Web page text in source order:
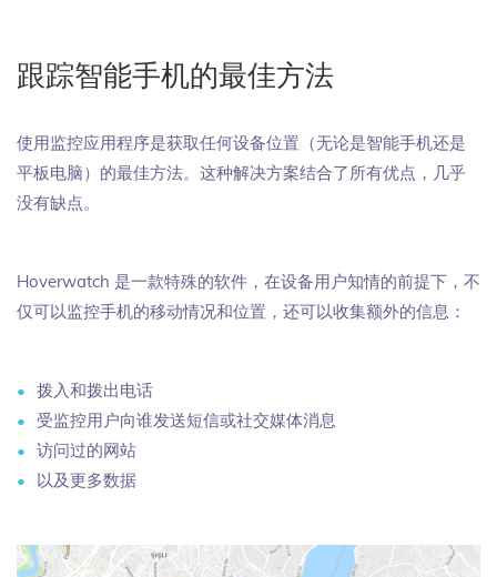
跟踪智能手机的最佳方法
使用监控应用程序是获取任何设备位置（无论是智能手机还是
平板电脑）的最佳方法。这种解决方案结合了所有优点，几乎
没有缺点。
Hoverwatch 是一款特殊的软件，在设备用户知情的前提下，不
仅可以监控手机的移动情况和位置，还可以收集额外的信息：
拨入和拨出电话
受监控用户向谁发送短信或社交媒体消息
访问过的网站
以及更多数据